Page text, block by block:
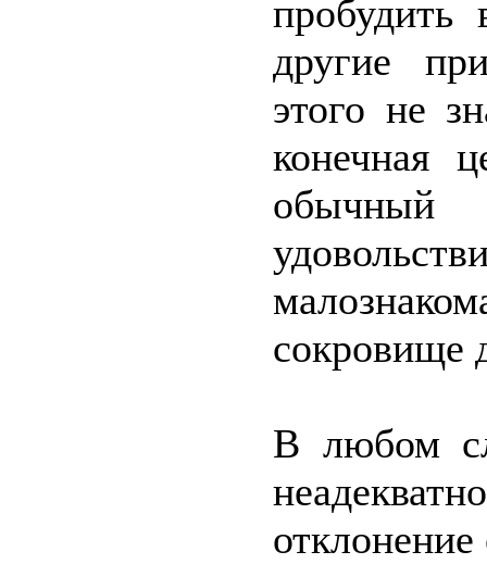
другие
этого не
конечная
обычный
сокровище
В любом
отклонение